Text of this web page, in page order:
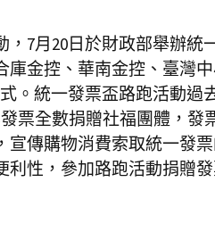
7月20日於財政部舉辦
金控、華南金控、臺灣
。統一發票盃路跑活動過
票全數捐贈社福團體，
傳購物消費索取統一發
性，參加路跑活動捐贈